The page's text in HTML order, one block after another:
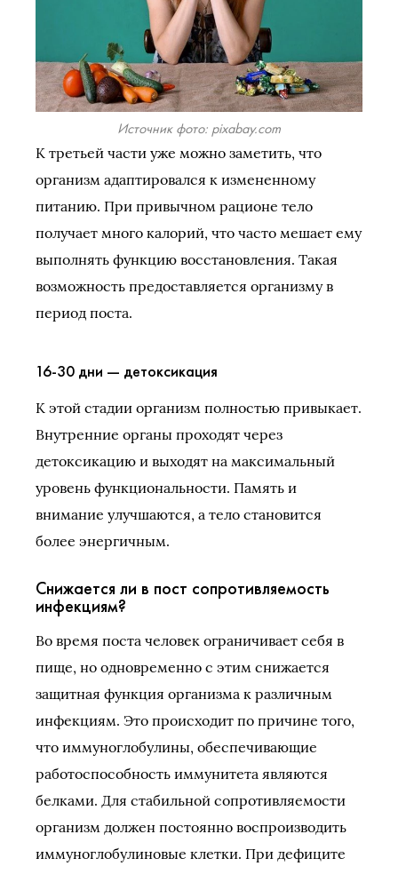
Источник фото: pixabay.com
К третьей части уже можно заметить, что
организм адаптировался к измененному
питанию. При привычном рационе тело
получает много калорий, что часто мешает ему
выполнять функцию восстановления. Такая
возможность предоставляется организму в
период поста.
16-30 дни — детоксикация
К этой стадии организм полностью привыкает.
Внутренние органы проходят через
детоксикацию и выходят на максимальный
уровень функциональности. Память и
внимание улучшаются, а тело становится
более энергичным.
Снижается ли в пост сопротивляемость
инфекциям?
Во время поста человек ограничивает себя в
пище, но одновременно с этим снижается
защитная функция организма к различным
инфекциям. Это происходит по причине того,
что иммуноглобулины, обеспечивающие
работоспособность иммунитета являются
белками. Для стабильной сопротивляемости
организм должен постоянно воспроизводить
иммуноглобулиновые клетки. При дефиците